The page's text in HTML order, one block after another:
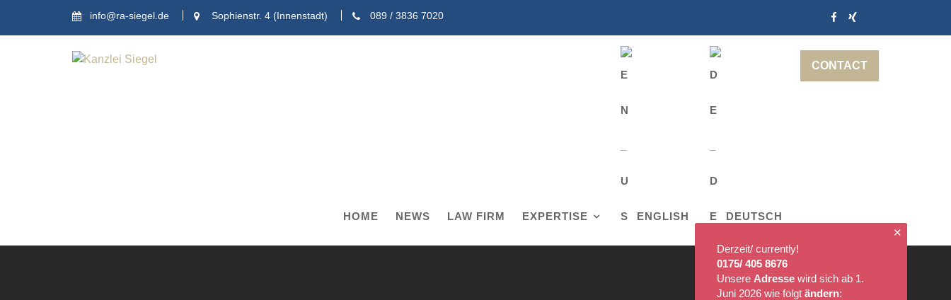
info@ra-siegel.de Sophienstr. 4 (Innenstadt) 089 / 3836 7020
CONTACT
HOME NEWS LAW FIRM EXPERTISE ENGLISH DEUTSCH
✕
Derzeit/ currently!
0175/ 405 8676
Unsere Adresse wird sich ab 1.
Juni 2026 wie folgt ändern: